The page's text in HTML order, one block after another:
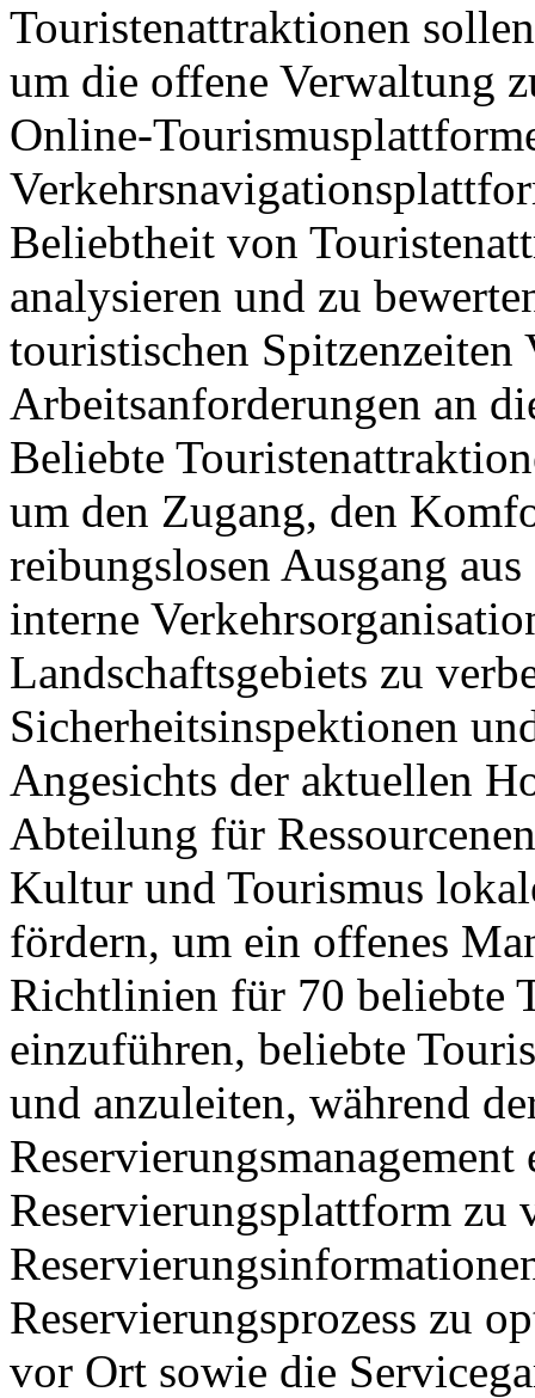
Touristenattraktionen
um die offene Verwaltung
Online-
Beliebtheit von
analysieren und zu
touristischen Spitzenzeiten
Arbeitsanforderungen an
Beliebte
um den Zugang, den
reibungslosen Ausgang
interne
Landschaftsgebiets zu
Sicherheitsinspektionen
Angesichts der aktuellen
Abteilung für
Kultur und Tourismus
fördern, um ein offenes
Richtlinien für 70 beliebte
einzuführen, beliebte
und anzuleiten, während
Reservierungsplattform zu
Reservierungsprozess zu
vor Ort sowie die